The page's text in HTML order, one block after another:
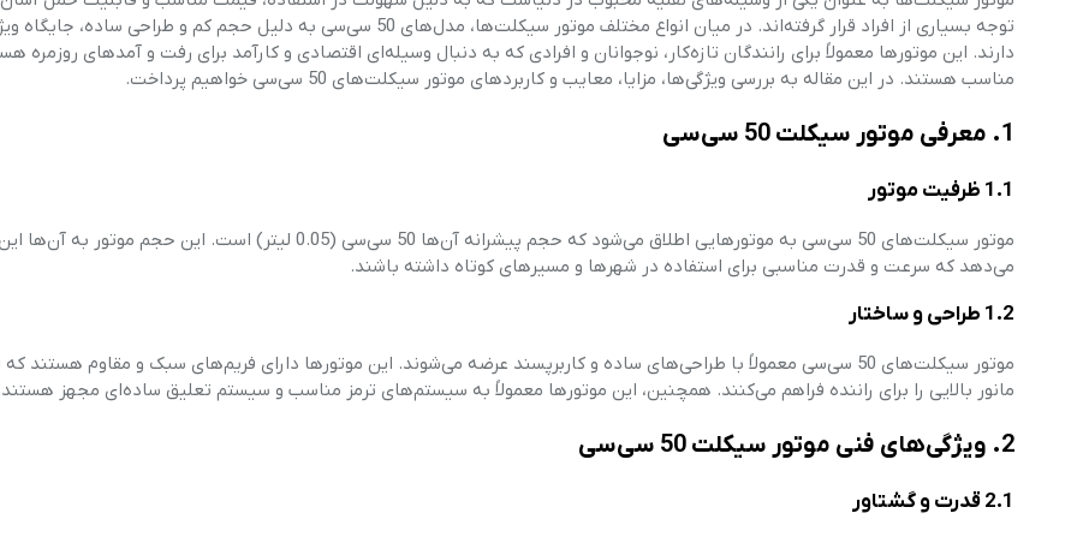
توجه بسیاری از افراد قرار گرفته‌اند. در میان انواع مختلف موتور سیکلت‌ها، مدل‌های 50 سی‌سی به دلیل حجم کم و طراحی ساده،
دارند. این موتورها معمولاً برای رانندگان تازه‌کار، نوجوانان و افرادی که به دنبال وسیله‌ای اقتصادی و کارآمد برای رفت و آمدهای روزمره
مناسب هستند. در این مقاله به بررسی ویژگی‌ها، مزایا، معایب و کاربردهای موتور سیکلت‌های 50 سی‌سی خواهیم پرداخت.
1. معرفی موتور سیکلت 50 سی‌سی
1.1 ظرفیت موتور
موتور سیکلت‌های 50 سی‌سی به موتورهایی اطلاق می‌شود که حجم پیشرانه آن‌ها 50 سی‌سی (0.05 لیتر) است. این حجم
می‌دهد که سرعت و قدرت مناسبی برای استفاده در شهرها و مسیرهای کوتاه داشته باشند.
1.2 طراحی و ساختار
موتور سیکلت‌های 50 سی‌سی معمولاً با طراحی‌های ساده و کاربرپسند عرضه می‌شوند. این موتورها دارای فریم‌های سبک و مقاوم هستند
مانور بالایی را برای راننده فراهم می‌کنند. همچنین، این موتورها معمولاً به سیستم‌های ترمز مناسب و سیستم تعلیق ساده‌ای مجهز هستند.
2. ویژگی‌های فنی موتور سیکلت 50 سی‌سی
2.1 قدرت و گشتاور